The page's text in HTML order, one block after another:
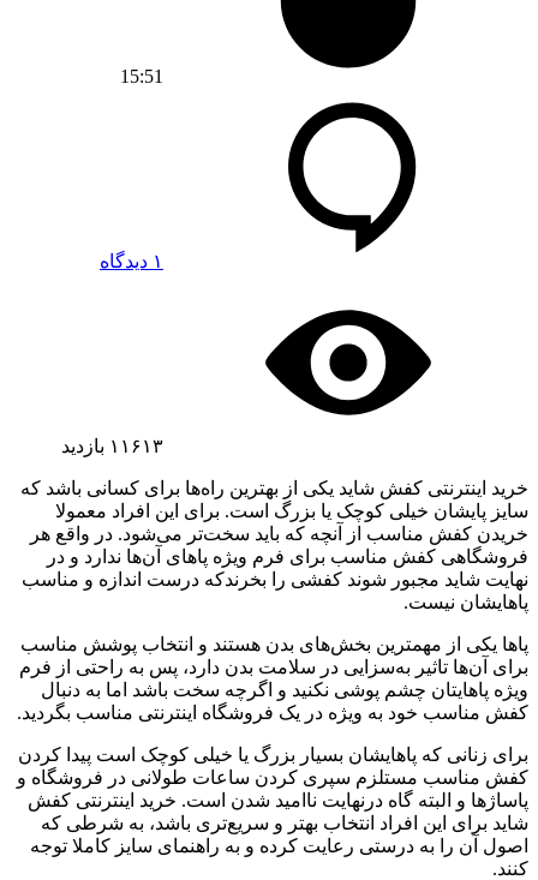
15:51
۱ دیدگاه
۱۱۶۱۳ بازدید
خرید اینترنتی کفش شاید یکی از بهترین راه‌ها برای کسانی باشد که
سایز پایشان خیلی کوچک یا بزرگ است. برای این افراد معمولا
خریدن کفش مناسب از آنچه که باید سخت‌تر می‌شود. در واقع هر
فروشگاهی کفش مناسب برای فرم ویژه پاهای آن‌ها ندارد و در
نهایت شاید مجبور شوند کفشی را بخرندکه درست اندازه و مناسب
پاهایشان نیست.
پاها یکی از مهمترین بخش‌های بدن هستند و انتخاب پوشش مناسب
برای آن‌ها تاثیر به‌سزایی در سلامت بدن دارد، پس به راحتی از فرم
ویژه پاهایتان چشم پوشی نکنید و اگرچه سخت باشد اما به دنبال
کفش مناسب خود به ویژه در یک فروشگاه اینترنتی مناسب بگردید.
برای زنانی که پاهایشان بسیار بزرگ یا خیلی کوچک است پیدا کردن
کفش مناسب مستلزم سپری کردن ساعات طولانی در فروشگاه و
پاساژها و البته گاه درنهایت ناامید شدن است. خرید اینترنتی کفش
شاید برای این افراد انتخاب بهتر و سریع‌تری باشد، به شرطی که
اصول آن را به درستی رعایت کرده و به راهنمای سایز کاملا توجه
کنند.